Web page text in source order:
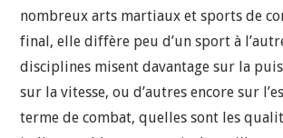
nombreux arts martiaux et sports de
final, elle diffère peu d’un sport à
disciplines misent davantage sur la
sur la vitesse, ou d’autres encore sur
terme de combat, quelles sont les